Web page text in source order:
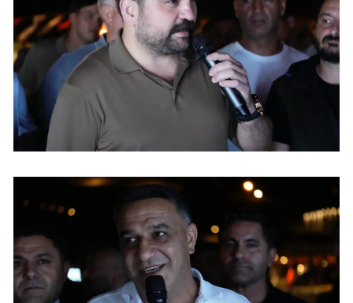
Siirt
Sinop
Sivas
Tekirdağ
Tunceli
Şanlıurfa
Uşak
Van